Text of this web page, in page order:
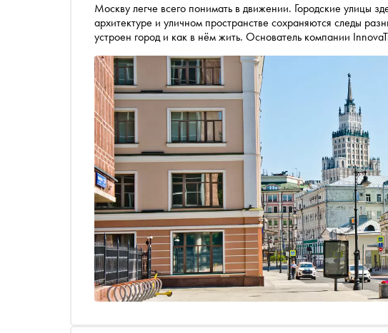
Москву легче всего понимать в движении. Городские улицы
архитектуре и уличном пространстве сохраняются следы
устроен город и как в нём жить. Основатель компании
считывается особенно ясно